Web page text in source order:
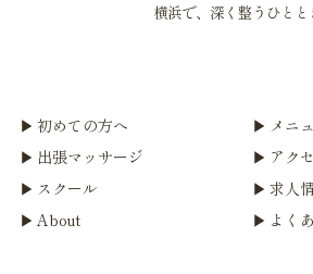
横浜で、深く整うひとと
初めての方へ
メニ
出張マッサージ
アク
スクール
求人
About
よく